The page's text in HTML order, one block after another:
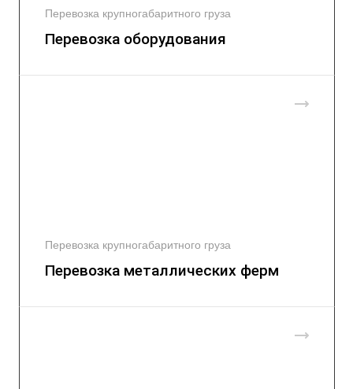
Перевозка крупногабаритного груза
Перевозка оборудования
Перевозка крупногабаритного груза
Перевозка металлических ферм